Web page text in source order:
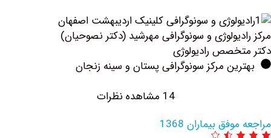
و سونوگرافی مهرشید (دکتر نصوحیان)
رادیولوژی
مرکز سونوگرافی پستان و سینه زنجان
بیماران 1368